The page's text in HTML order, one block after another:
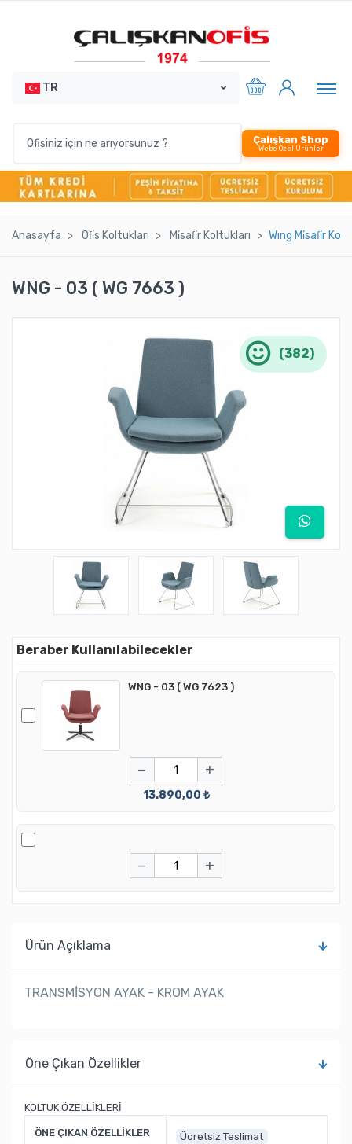
TR
Çalışkan Shop
Webe Özel Ürünler
Anasayfa Ofi̇s Koltukları Mi̇safi̇r Koltukları Wıng Mi̇safi̇r
WNG - 03 ( WG 7663 )
(382)
Beraber Kullanılabilecekler
WNG - 03 ( WG 7623 )
− +
13.890,00 ₺
− +
Ürün Açıklama
TRANSMİSYON AYAK - KROM AYAK
Öne Çıkan Özellikler
KOLTUK ÖZELLİKLERİ
ÖNE ÇIKAN ÖZELLİKLER
Ücretsiz Teslimat